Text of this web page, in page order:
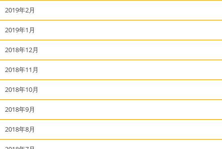
2019年2月
2019年1月
2018年12月
2018年11月
2018年10月
2018年9月
2018年8月